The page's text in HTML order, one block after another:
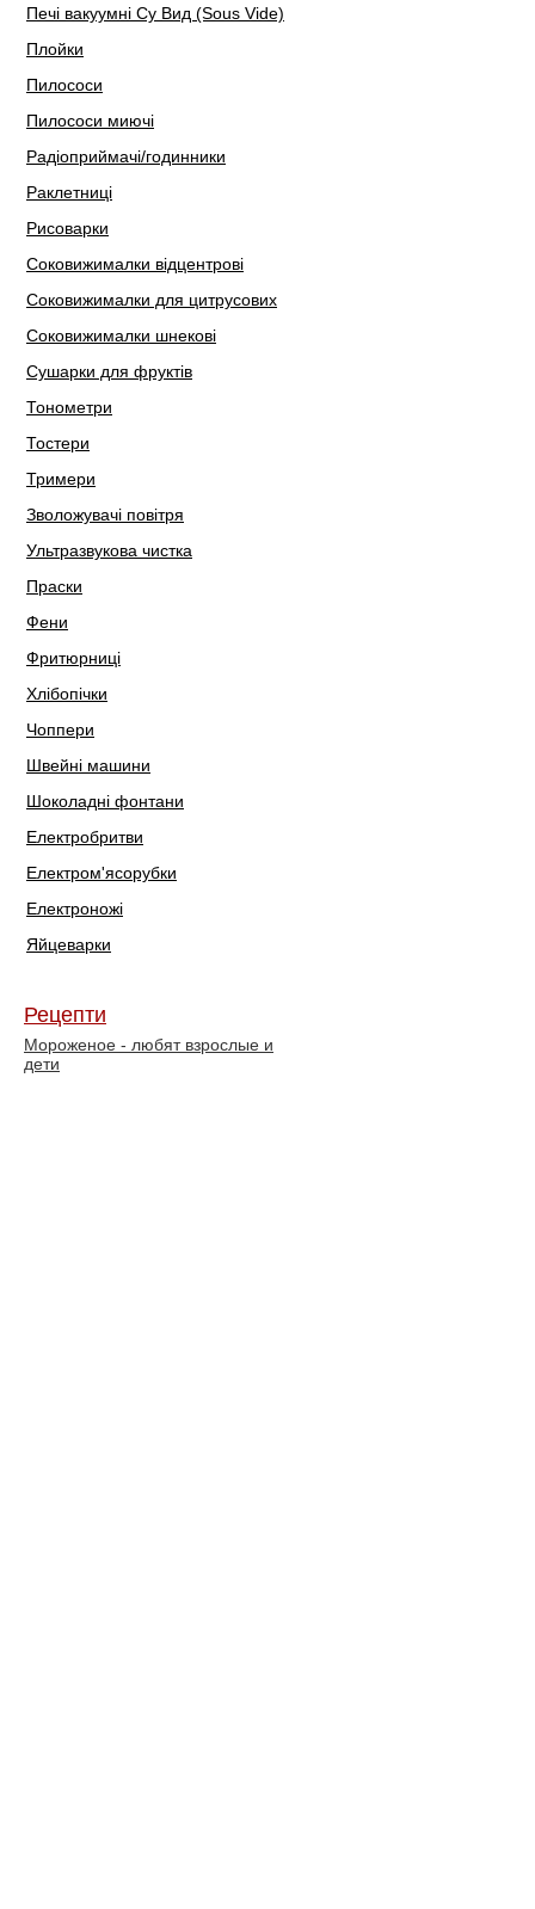
Печі вакуумні Су Вид (Sous Vide)
Плойки
Пилососи
Пилососи миючі
Радіоприймачі/годинники
Раклетниці
Рисоварки
Соковижималки відцентрові
Соковижималки для цитрусових
Соковижималки шнекові
Сушарки для фруктів
Тонометри
Тостери
Тримери
Зволожувачі повітря
Ультразвукова чистка
Праски
Фени
Фритюрниці
Хлібопічки
Чоппери
Швейні машини
Шоколадні фонтани
Електробритви
Електром'ясорубки
Електроножі
Яйцеварки
Рецепти
Мороженое - любят взрослые и
дети